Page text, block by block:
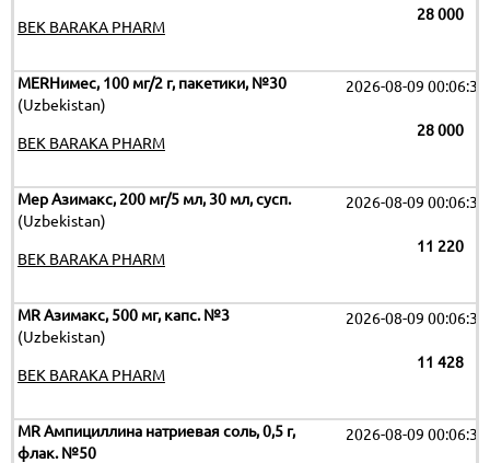
28 000
BEK BARAKA PHARM
MERНимес, 100 мг/2 г, пакетики, №30
(Uzbekistan)
2026-08-09 00:06:32
28 000
BEK BARAKA PHARM
Мер Азимакс, 200 мг/5 мл, 30 мл, сусп.
(Uzbekistan)
2026-08-09 00:06:32
11 220
BEK BARAKA PHARM
MR Азимакс, 500 мг, капс. №3
(Uzbekistan)
2026-08-09 00:06:32
11 428
BEK BARAKA PHARM
MR Ампициллина натриевая соль, 0,5 г,
флак. №50
2026-08-09 00:06:32